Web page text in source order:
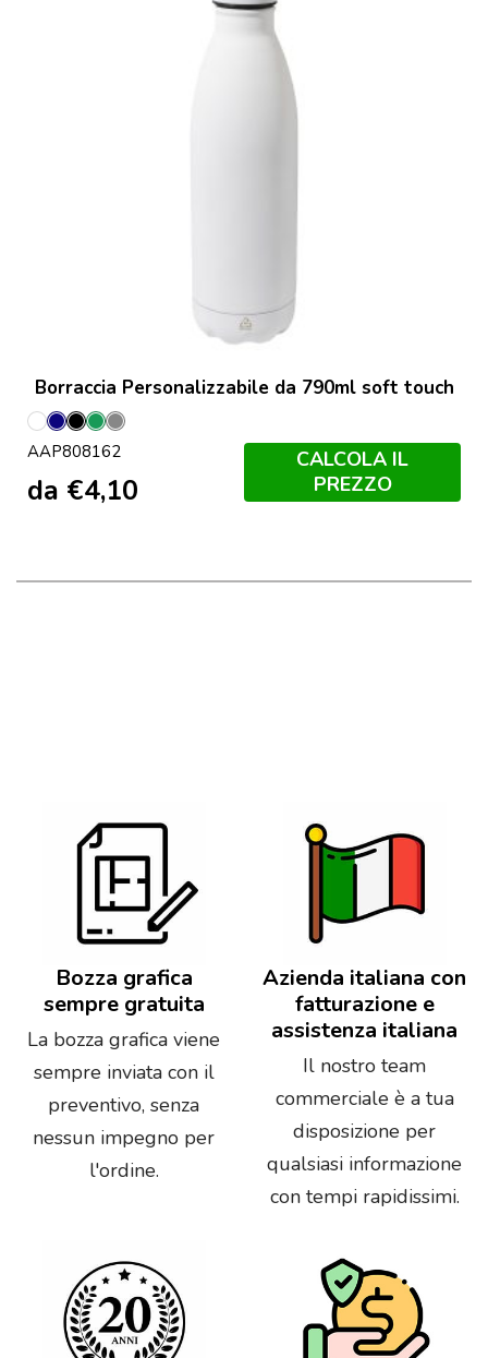
Borraccia Personalizzabile da 790ml soft touch
Bianco
Blu
Scuro
Nero
VerdeGrigio
AAP808162
da €4,10
CALCOLA IL
PREZZO
Bozza grafica
sempre gratuita
La bozza grafica viene
sempre inviata con il
preventivo, senza
nessun impegno per
l'ordine.
Azienda italiana con
fatturazione e
assistenza italiana
Il nostro team
commerciale è a tua
disposizione per
qualsiasi informazione
con tempi rapidissimi.